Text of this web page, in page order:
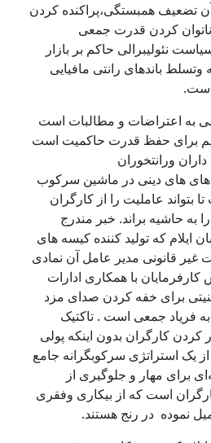
همبستگی،پراکنده کردن
کردن قدرت جمعی
نئولیبرالی حاکم بر بازار
باندهای رانتی مافیایی
به اعتراضات و مطالبات است
برای حفظ قدرت حاکمیت است
ورانتخوران
های دینی در ماشین سرکوب
عاملیت را از کارگران
حاشیه براند. خبر مندرج
ایلام کە تولید کننده کیسه های
قانونی مدیر عامل آن نمادی
با همکاری ادارات
برای خفه کردن صدای مزد
فریاد جمعی است . تاکتیک
کارگران بدون اینکە پولی
یک استراتژی سرکوبگرانە جامع
برای مهار و جلوگیری از
است که از بیکاری وفقری
نمودە در رنج هستند.